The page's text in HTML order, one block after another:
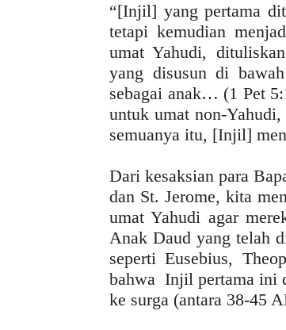
“[Injil] yang pertama
tetapi kemudian
umat Yahudi,
yang disusun di
sebagai anak… (1 Pet
untuk umat non-
semuanya itu, [Injil]
Dari kesaksian para
dan St. Jerome, kita
umat Yahudi agar
Anak Daud yang telah
seperti Eusebius,
bahwa Injil pertama ini
ke surga (antara 38-45